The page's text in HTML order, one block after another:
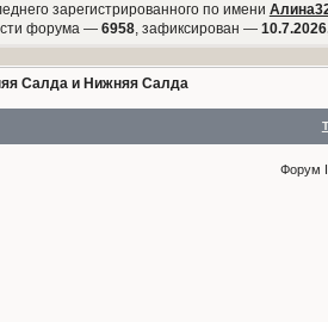
зарегистрированного по имени
форума — 6958, зафиксирован —
Салда и Нижняя Салда
Форум